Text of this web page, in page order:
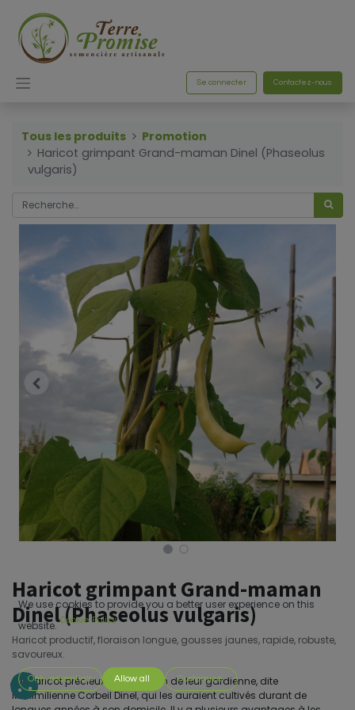
Se connecter Contactez-nous
Tous les produits
Promotion
Haricot grimpant Grand-maman Dinel (Phaseolus
vulgaris)
Haricot grimpant Grand-maman
Dinel (Phaseolus vulgaris)
Haricot productif, floraison longue, gousses jaunes, rapide, robuste,
savoureux.
Ce haricot précieux porte le nom de leur gardienne, dite
Maximilienne Corbeil Dinel, qui les auraient cultivés durant de
We use cookies to provide you a better user experience on this
website. Cookie Policy
Only essentials Allow all Customize